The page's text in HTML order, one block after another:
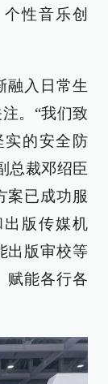
性音乐创
融入日常生
。“我们致
实的安全防
总裁邓绍臣
案已成功服
版传媒机
出版审校等
赋能各行各